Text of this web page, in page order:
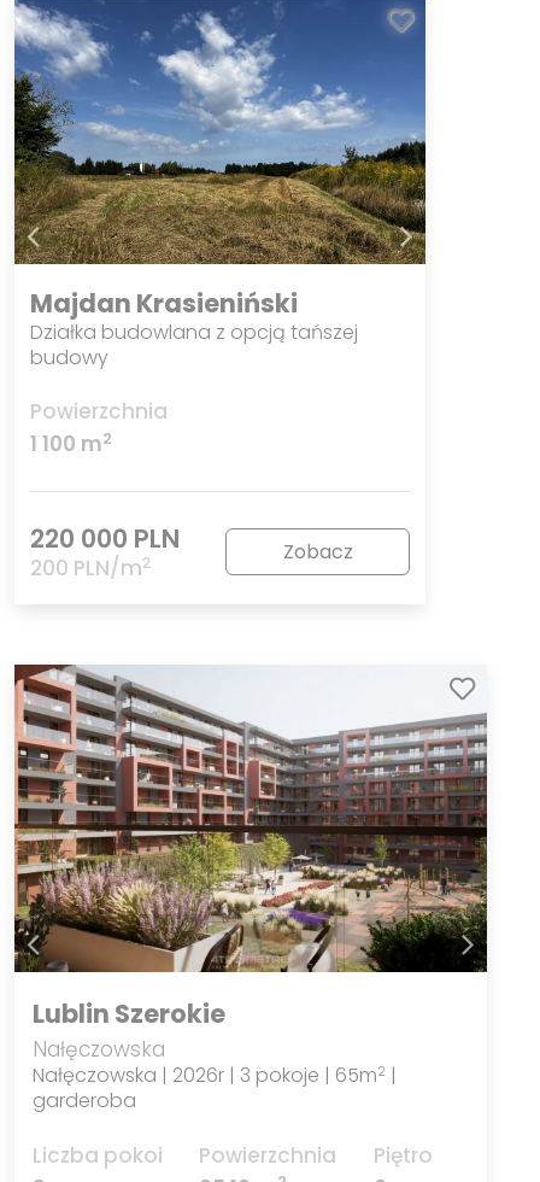
Majdan Krasieniński
Działka budowlana z opcją tańszej
budowy
Powierzchnia
1 100 m2
220 000 PLN
200 PLN/m2 Zobacz
Lublin Szerokie
Nałęczowska
Nałęczowska | 2026r | 3 pokoje | 65m2 |
garderoba
Liczba pokoi
Powierzchnia
Piętro